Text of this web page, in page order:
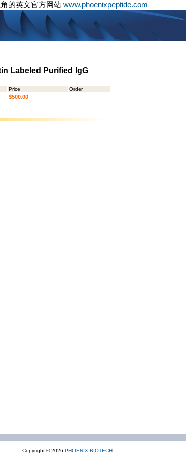
的英文官方网站 www.phoenixpeptide.com
Labeled Purified IgG
Price
Order
$500.00
Copyright © 2026 PHOENIX BIOTECH